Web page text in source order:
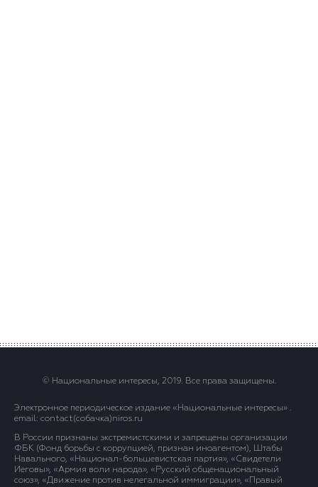
© Национальные интересы, 2019. Все права защищены.
Электронное периодическое издание «Национальные интересы» .
email: contact(сoбaчка)niros.ru
В России признаны экстремистскими и запрещены организации
ФБК (Фонд борьбы с коррупцией, признан иноагентом), Штабы
Навального, «Национал-большевистская партия», «Свидетели
Иеговы», «Армия воли народа», «Русский общенациональный
союз», «Движение против нелегальной иммиграции», «Правый